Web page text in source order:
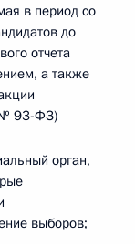
в период со
до
отчета
а также
№ 93-ФЗ)
орган,
выборов;